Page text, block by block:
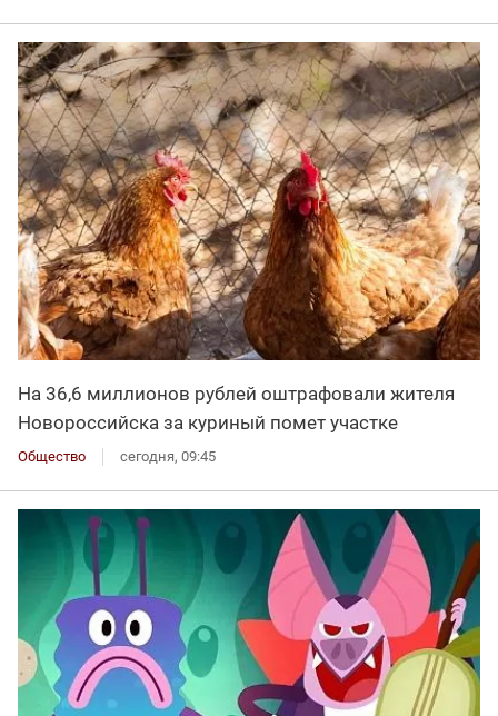
На 36,6 миллионов рублей оштрафовали жителя
Новороссийска за куриный помет участке
Общество сегодня, 09:45